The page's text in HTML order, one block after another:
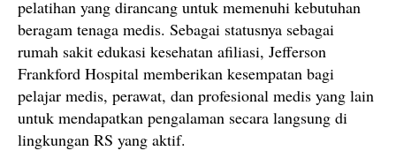
pelatihan yang dirancang untuk memenuhi kebutuhan
beragam tenaga medis. Sebagai statusnya sebagai
rumah sakit edukasi kesehatan afiliasi, Jefferson
Frankford Hospital memberikan kesempatan bagi
pelajar medis, perawat, dan profesional medis yang lain
untuk mendapatkan pengalaman secara langsung di
lingkungan RS yang aktif.